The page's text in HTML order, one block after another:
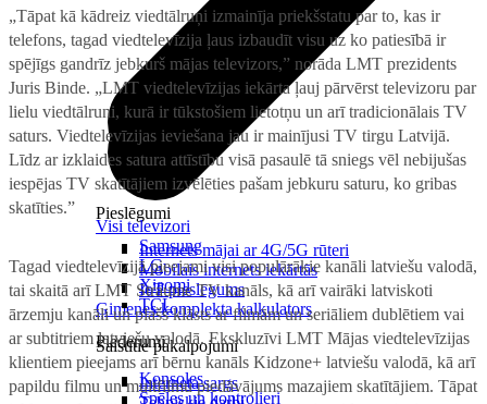
Pieslēgumi
Internets mājai ar 4G/5G rūteri
Mobilais internets iekārtās
IoT pieslēgums
Ģimenes komplekta kalkulators
Saistītie pakalpojumi
Interneta sargs
Visi televizori
Samsung
LG
Xiaomi
TCL
Piederumi
Konsoles
Spēles un kontrolieri
„Tāpat kā kādreiz viedtālruņi izmainīja priekšstatu par to, kas ir
telefons, tagad viedtelevīzija ļaus izbaudīt visu uz ko patiesībā ir
spējīgs gandrīz jebkurš mājas televizors,” norāda LMT prezidents
Juris Binde. „LMT viedtelevīzijas iekārta ļauj pārvērst televizoru par
lielu viedtālruni, kurā ir tūkstošiem lietotņu un arī tradicionālais TV
saturs. Viedtelevīzijas ieviešana jau ir mainījusi TV tirgu Latvijā.
Līdz ar izklaides satura attīstību visā pasaulē tā sniegs vēl nebijušas
iespējas TV skatītājiem izvēlēties pašam jebkuru saturu, ko gribas
skatīties.”
Tagad viedtelevīzijā pieejami visi populārākie kanāli latviešu valodā,
tai skaitā arī LMT Straume TV kanāls, kā arī vairāki latviskoti
ārzemju kanāli un plašs klāsts ar filmām un seriāliem dublētiem vai
ar subtitriem latviešu valodā. Ekskluzīvi LMT Mājas viedtelevīzijas
klientiem pieejams arī bērnu kanāls Kidzone+ latviešu valodā, kā arī
papildu filmu un multfilmu piedāvājums mazajiem skatītājiem. Tāpat